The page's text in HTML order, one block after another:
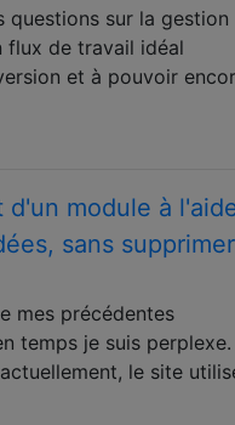
questions sur la gestion
flux de travail idéal
et à pouvoir
module à
sans supprimer
mes précédentes
temps je suis perplexe.
le site